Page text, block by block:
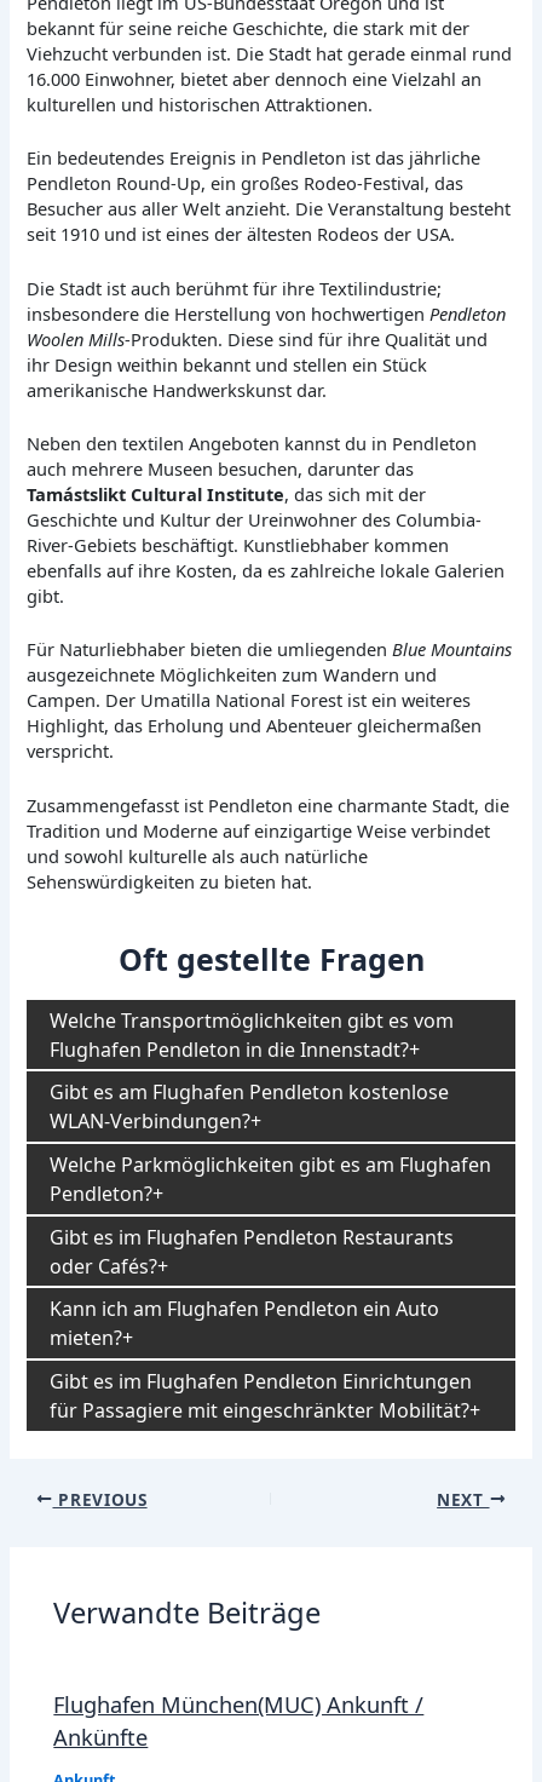
bekannt für seine reiche Geschichte, die stark mit der
Viehzucht verbunden ist. Die Stadt hat gerade einmal rund
16.000 Einwohner, bietet aber dennoch eine Vielzahl an
kulturellen und historischen Attraktionen.
Ein bedeutendes Ereignis in Pendleton ist das jährliche
Pendleton Round-Up, ein großes Rodeo-Festival, das
Besucher aus aller Welt anzieht. Die Veranstaltung besteht
seit 1910 und ist eines der ältesten Rodeos der USA.
Die Stadt ist auch berühmt für ihre Textilindustrie;
insbesondere die Herstellung von hochwertigen Pendleton
Woolen Mills-Produkten. Diese sind für ihre Qualität und
ihr Design weithin bekannt und stellen ein Stück
amerikanische Handwerkskunst dar.
Neben den textilen Angeboten kannst du in Pendleton
auch mehrere Museen besuchen, darunter das
Tamástslikt Cultural Institute, das sich mit der
Geschichte und Kultur der Ureinwohner des Columbia-
River-Gebiets beschäftigt. Kunstliebhaber kommen
ebenfalls auf ihre Kosten, da es zahlreiche lokale Galerien
gibt.
Für Naturliebhaber bieten die umliegendenBlue Mountains
ausgezeichnete Möglichkeiten zum Wandern und
Campen. Der Umatilla National Forest ist ein weiteres
Highlight, das Erholung und Abenteuer gleichermaßen
verspricht.
Zusammengefasst ist Pendleton eine charmante Stadt, die
Tradition und Moderne auf einzigartige Weise verbindet
und sowohl kulturelle als auch natürliche
Sehenswürdigkeiten zu bieten hat.
Oft gestellte Fragen
Welche Transportmöglichkeiten gibt es vom
Flughafen Pendleton in die Innenstadt?
Gibt es am Flughafen Pendleton kostenlose
WLAN-Verbindungen?
Welche Parkmöglichkeiten gibt es am Flughafen
Pendleton?
Gibt es im Flughafen Pendleton Restaurants
oder Cafés?
Kann ich am Flughafen Pendleton ein Auto
mieten?
Gibt es im Flughafen Pendleton Einrichtungen
für Passagiere mit eingeschränkter Mobilität?
Post
PREVIOUS NEXT
Verwandte Beiträge
Flughafen München(MUC) Ankunft /
Ankünfte